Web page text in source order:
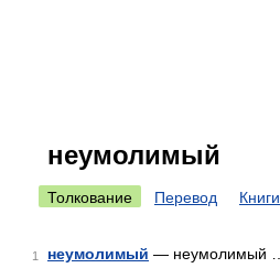
неумолимый
Толкование Перевод Книги
1 неумолимый — неумолимый …